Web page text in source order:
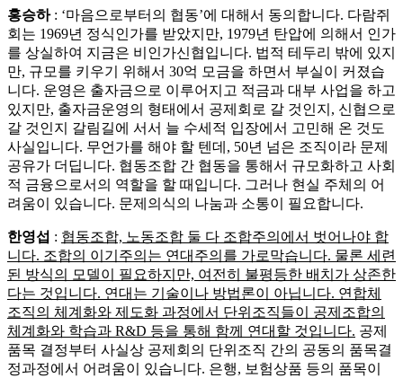
홍승하: ‘마음으로부터의 협동’에 대해서 동의합니다. 다람쥐
회는 1969년 정식인가를 받았지만, 1979년 탄압에 의해서 인가
를 상실하여 지금은 비인가신협입니다. 법적 테두리 밖에 있지
만, 규모를 키우기 위해서 30억 모금을 하면서 부실이 커졌습
니다. 운영은 출자금으로 이루어지고 적금과 대부 사업을 하고
있지만, 출자금운영의 형태에서 공제회로 갈 것인지, 신협으로
갈 것인지 갈림길에 서서 늘 수세적 입장에서 고민해 온 것도
사실입니다. 무언가를 해야 할 텐데, 50년 넘은 조직이라 문제
공유가 더딥니다. 협동조합 간 협동을 통해서 규모화하고 사회
적 금융으로서의 역할을 할 때입니다. 그러나 현실 주체의 어
려움이 있습니다. 문제의식의 나눔과 소통이 필요합니다.
한영섭 : 협동조합, 노동조합 둘 다 조합주의에서 벗어나야 합
니다. 조합의 이기주의는 연대주의를 가로막습니다. 물론 세련
된 방식의 모델이 필요하지만, 여전히 불평등한 배치가 상존한
다는 것입니다. 연대는 기술이나 방법론이 아닙니다. 연합체
조직의 체계화와 제도화 과정에서 단위조직들이 공제조합의
체계화와 학습과 R&D 등을 통해 함께 연대할 것입니다. 공제
품목 결정부터 사실상 공제회의 단위조직 간의 공동의 품목결
정과정에서 어려움이 있습니다. 은행, 보험상품 등의 품목이